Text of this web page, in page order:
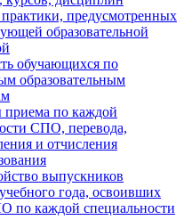
предусмотренных
образовательной
обучающихся по
образовательным
приема по каждой
СПО, перевода,
и отчисления
выпускников
года, освоивших
каждой специальности